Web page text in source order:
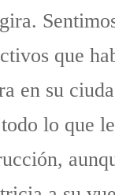
que
en su
lo que